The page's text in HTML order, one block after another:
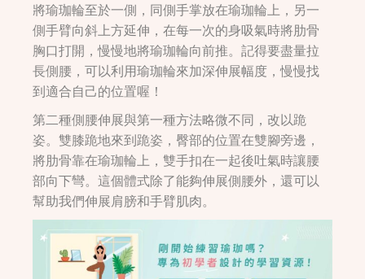
將瑜珈輪至於一側，同側手掌放在瑜珈輪上，另一
側手臂向斜上方延伸，在每一次的身吸氣時將肋骨
胸口打開，慢慢地將瑜珈輪向前推。記得要盡量拉
長側腰，可以利用瑜珈輪來加深伸展幅度，慢慢找
到適合自己的位置喔！
第二種側腰伸展與第一種方法略微不同，改以跪
姿。雙膝跪地來到跪姿，臀部的位置在雙腳旁邊，
將肋骨靠在瑜珈輪上，雙手扣在一起後吐氣時讓腰
部向下彎。這個體式除了能夠伸展側腰外，還可以
幫助我們伸展肩膀和手臂肌肉。